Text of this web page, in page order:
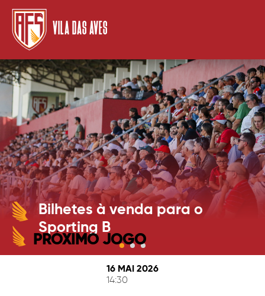
VILA DAS AVES
Bilhetes à venda para o
Sporting B
PRÓXIMO JOGO
16 MAI 2026
14:30